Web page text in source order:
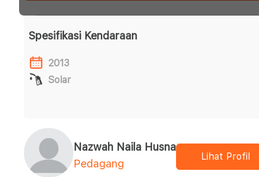
Spesifikasi Kendaraan
2013
Solar
Nazwah Naila Husna
Pedagang
Lihat Profil